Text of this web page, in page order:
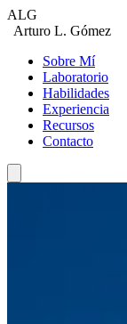
ALG
Arturo L. Gómez
Sobre Mí
Laboratorio
Habilidades
Experiencia
Recursos
Contacto